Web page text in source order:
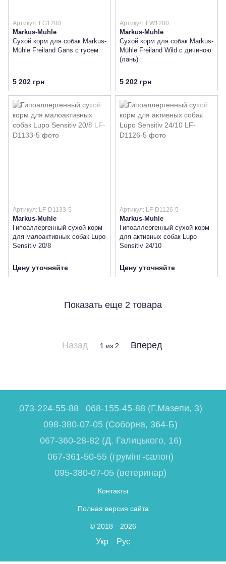
Артикул: FG1200
Markus-Muhle
Сухой корм для собак Markus-
Mühle Freiland Gans с гусем
5 202 грн
Артикул: FW1200
Markus-Muhle
Сухой корм для собак Markus-
Mühle Freiland Wild с дичиною
(лань)
5 202 грн
Артикул: LF-D1133-5
Markus-Muhle
Гипоаллергенный сухой корм
для малоактивных собак Lupo
Sensitiv 20/8
Цену уточняйте
Артикул: LF-D1126-5
Markus-Muhle
Гипоаллергенный сухой корм
для активных собак Lupo
Sensitiv 24/10
Цену уточняйте
Показать еще 2 товара
Назад 1 из 2 Вперед
073-224-55-88
068-155-45-88 (Г.Мазепи, 3)
098-380-07-05 (Соборна, 364-Б)
067-360-28-82 (Д. Галицького, 16)
067-361-50-55 (грумінг-салон)
095-380-07-05 (ветеринар)
Контакты
Полная версия сайта
© 2018—2026
Укр Рус